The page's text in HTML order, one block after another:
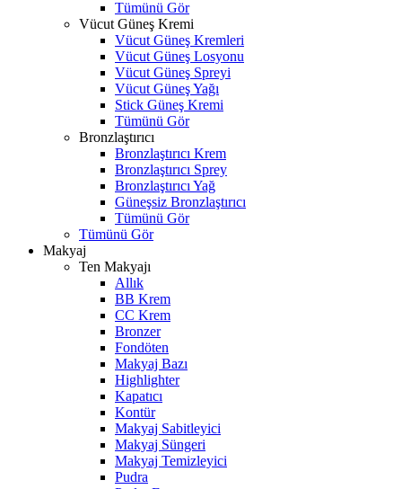
Tümünü Gör
Vücut Güneş Kremi
Vücut Güneş Kremleri
Vücut Güneş Losyonu
Vücut Güneş Spreyi
Vücut Güneş Yağı
Stick Güneş Kremi
Tümünü Gör
Bronzlaştırıcı
Bronzlaştırıcı Krem
Bronzlaştırıcı Sprey
Bronzlaştırıcı Yağ
Güneşsiz Bronzlaştırıcı
Tümünü Gör
Tümünü Gör
Makyaj
Ten Makyajı
Allık
BB Krem
CC Krem
Bronzer
Fondöten
Makyaj Bazı
Highlighter
Kapatıcı
Kontür
Makyaj Sabitleyici
Makyaj Süngeri
Makyaj Temizleyici
Pudra